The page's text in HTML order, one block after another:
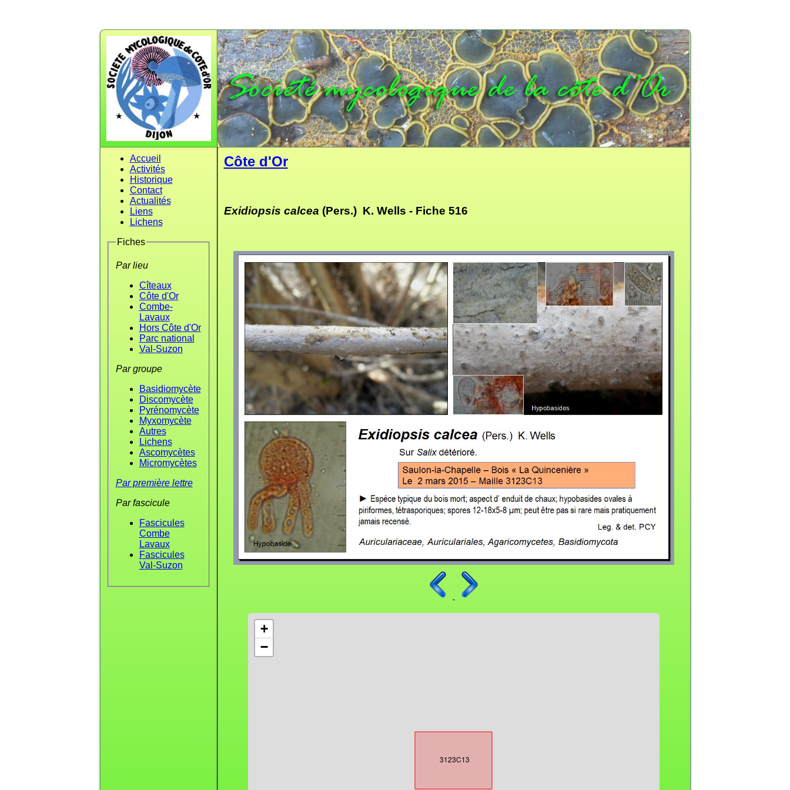
Accueil
Activités
Historique
Contact
Actualités
Liens
Lichens
Fiches
Par lieu
Cîteaux
Côte d'Or
Combe-
Lavaux
Hors Côte d'Or
Parc national
Val-Suzon
Par groupe
Basidiomycète
Discomycète
Pyrénomycète
Myxomycète
Autres
Lichens
Ascomycètes
Micromycètes
Par première lettre
Par fascicule
Fascicules
Combe
Lavaux
Fascicules
Val-Suzon
Côte d'Or
Exidiopsis calcea (Pers.) K. Wells - Fiche 516
3123C13
+
−